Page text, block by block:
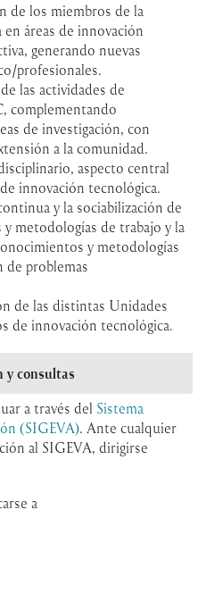
de los miembros de la
áreas de innovación
generando nuevas
profesionales.
las actividades de
complementando
de investigación, con
a la comunidad.
aspecto central
innovación tecnológica.
y la sociabilización de
metodologías de trabajo y la
y metodologías
de problemas
de las distintas Unidades
de innovación tecnológica.
y consultas
a través del Sistema
(SIGEVA). Ante cualquier
al SIGEVA, dirigirse
a